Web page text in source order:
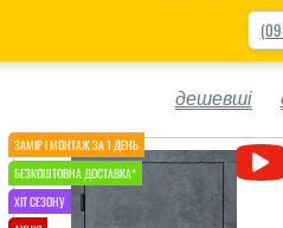
дешевші